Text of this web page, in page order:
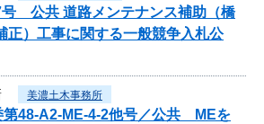
公共 道路メンテナンス補助（橋
正）工事に関する一般競争入札公
美濃土木事務所
第48-A2-ME-4-2他号／公共 MEを